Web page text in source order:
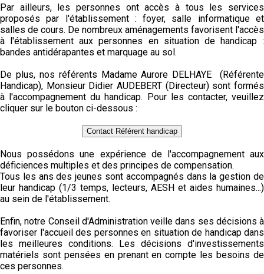
Par ailleurs, les personnes ont accès à tous les services
proposés par l'établissement : foyer, salle informatique et
salles de cours. De nombreux aménagements favorisent l'accès
à l'établissement aux personnes en situation de handicap :
bandes antidérapantes et marquage au sol.
De plus, nos référents Madame Aurore DELHAYE (Référente
Handicap), Monsieur Didier AUDEBERT (Directeur) sont formés
à l'accompagnement du handicap. Pour les contacter, veuillez
cliquer sur le bouton ci-dessous :
Contact Référent handicap
Nous possédons une expérience de l'accompagnement aux
déficiences multiples et des principes de compensation.
Tous les ans des jeunes sont accompagnés dans la gestion de
leur handicap (1/3 temps, lecteurs, AESH et aides humaines...)
au sein de l'établissement.
Enfin, notre Conseil d'Administration veille dans ses décisions à
favoriser l'accueil des personnes en situation de handicap dans
les meilleures conditions. Les décisions d'investissements
matériels sont pensées en prenant en compte les besoins de
ces personnes.